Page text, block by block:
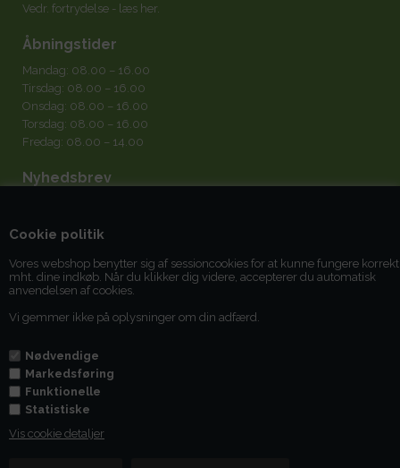
Cookie politik
Vores webshop benytter sig af sessioncookies for at kunne fungere korrekt
mht. dine indkøb. Når du klikker dig videre, accepterer du automatisk
anvendelsen af cookies.
Vi gemmer ikke på oplysninger om din adfærd.
Nødvendige
Markedsføring
Funktionelle
Statistiske
Vis cookie detaljer
Vedr. fortrydelse - læs her
Åbningstider
Mandag: 08.00 – 16.00
Tirsdag: 08.00 – 16.00
Onsdag: 08.00 – 16.00
Torsdag: 08.00 – 16.00
Fredag: 08.00 – 14.00
Nyhedsbrev
Jeg acceptererbetingelserne